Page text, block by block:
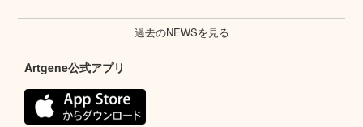
過去のNEWSを見る
Artgene公式アプリ